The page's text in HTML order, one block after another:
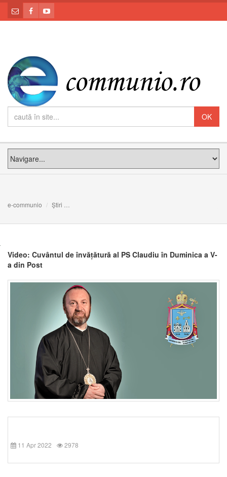
e-communio Știri
Video: Cuvântul de învățătură al PS Claudiu în Duminica a V-
a din Post
11 Apr 2022 2978